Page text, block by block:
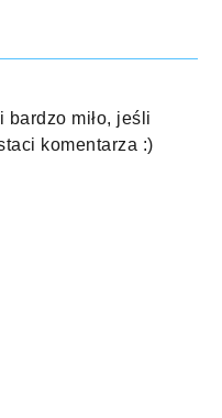
miło, jeśli
komentarza :)